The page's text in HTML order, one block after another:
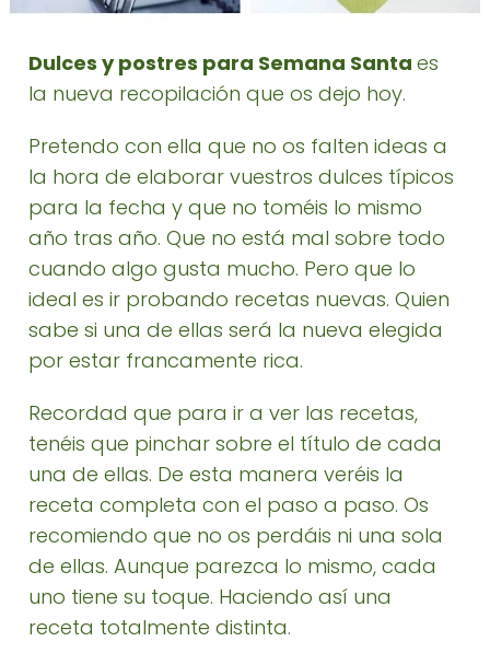
Dulces y postres para Semana Santa es
la nueva recopilación que os dejo hoy.
Pretendo con ella que no os falten ideas a
la hora de elaborar vuestros dulces típicos
para la fecha y que no toméis lo mismo
año tras año. Que no está mal sobre todo
cuando algo gusta mucho. Pero que lo
ideal es ir probando recetas nuevas. Quien
sabe si una de ellas será la nueva elegida
por estar francamente rica.
Recordad que para ir a ver las recetas,
tenéis que pinchar sobre el título de cada
una de ellas. De esta manera veréis la
receta completa con el paso a paso. Os
recomiendo que no os perdáis ni una sola
de ellas. Aunque parezca lo mismo, cada
uno tiene su toque. Haciendo así una
receta totalmente distinta.